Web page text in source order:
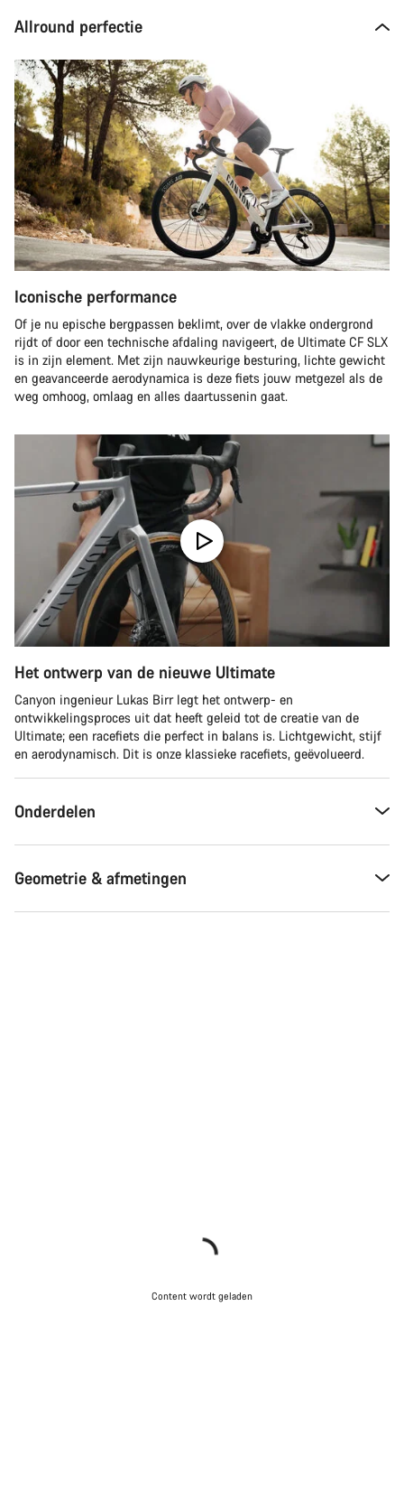
Allround perfectie
Iconische performance
Of je nu epische bergpassen beklimt, over de vlakke ondergrond
rijdt of door een technische afdaling navigeert, de Ultimate CF SLX
is in zijn element. Met zijn nauwkeurige besturing, lichte gewicht
en geavanceerde aerodynamica is deze fiets jouw metgezel als de
weg omhoog, omlaag en alles daartussenin gaat.
Het ontwerp van de nieuwe Ultimate
Canyon ingenieur Lukas Birr legt het ontwerp- en
ontwikkelingsproces uit dat heeft geleid tot de creatie van de
Ultimate; een racefiets die perfect in balans is. Lichtgewicht, stijf
en aerodynamisch. Dit is onze klassieke racefiets, geëvolueerd.
Onderdelen
Geometrie & afmetingen
Content wordt geladen